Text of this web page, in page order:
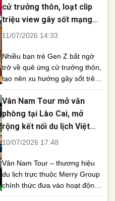
đồng/tour. Qua công tác nắm
tình hình trên không gian
Công an tỉnh Hà Tĩnh phát hiện
cử trưởng thôn, loạt clip
triệu view gây sốt mạng
xã hội
11/07/2026 14:33
Nhiều bạn trẻ Gen Z bất ngờ
trở về quê ứng cử trưởng thôn,
tạo nên xu hướng gây sốt trên
mạng xã hội và nhận về nhiều
ý kiến trái chiều. Những ngày
gần đây, mạng xã hội TikTok
xuất hiện hàng loạt video ghi
gia các [...]
Vân Nam Tour mở văn
phòng tại Lào Cai, mở
rộng kết nối du lịch Việt
Nam – Trung Quốc
10/07/2026 17:48
Vân Nam Tour – thương hiệu
du lịch trực thuộc Merry Group
chính thức đưa vào hoạt động
văn phòng chi nhánh tại Lào